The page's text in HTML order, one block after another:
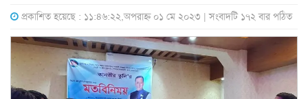
প্রকাশিত হয়েছে : ১১:৪৬:২২,অপরাহ্ন ০১ মে ২০২৩ | সংবাদটি ১৭২ বার পঠিত